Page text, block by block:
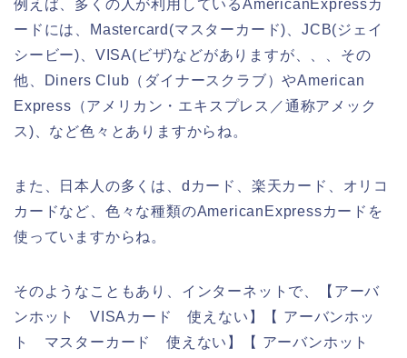
例えば、多くの人が利用しているAmericanExpressカ
ードには、Mastercard(マスターカード)、JCB(ジェイ
シービー)、VISA(ビザ)などがありますが、、、その
他、Diners Club（ダイナースクラブ）やAmerican
Express（アメリカン・エキスプレス／通称アメック
ス)、など色々とありますからね。
また、日本人の多くは、dカード、楽天カード、オリコ
カードなど、色々な種類のAmericanExpressカードを
使っていますからね。
そのようなこともあり、インターネットで、【アーバ
ンホット VISAカード 使えない】【 アーバンホッ
ト マスターカード 使えない】【 アーバンホット